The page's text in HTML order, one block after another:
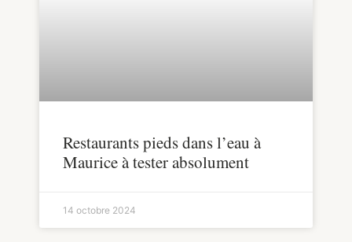
Restaurants pieds dans l’eau à
Maurice à tester absolument
14 octobre 2024